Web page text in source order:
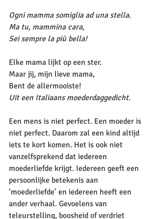
Ogni mamma somiglia ad una stella.
Ma tu, mammina cara,
Sei sempre la più bella!
Elke mama lijkt op een ster.
Maar jij, mijn lieve mama,
Bent de allermooiste!
Uit een Italiaans moederdaggedicht.
Een mens is niet perfect. Een moeder is
niet perfect. Daarom zal een kind altijd
iets te kort komen. Het is ook niet
vanzelfsprekend dat iedereen
moederliefde krijgt. Iedereen geeft een
persoonlijke betekenis aan
‘moederliefde’ en iedereen heeft een
ander verhaal. Gevoelens van
teleurstelling, boosheid of verdriet